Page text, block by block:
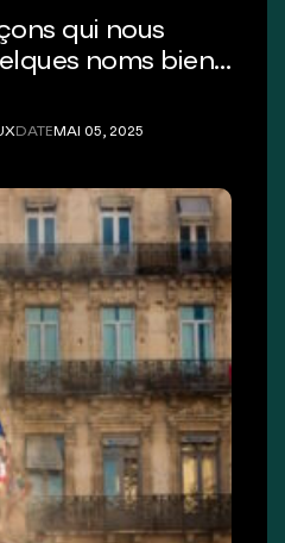
qui nous
noms bien
DATE MAI 05, 2025